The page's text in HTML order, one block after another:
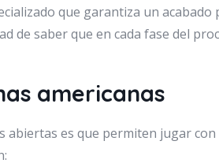
que garantiza un acabado
de saber que en cada fase del
americanas
abiertas es que permiten jugar